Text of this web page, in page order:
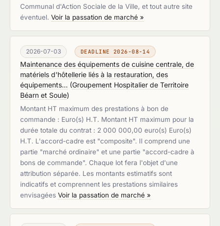
Communal d'Action Sociale de la Ville, et tout autre site
éventuel. Voir la passation de marché »
2026-07-03 DEADLINE 2026-08-14
Maintenance des équipements de cuisine centrale, de
matériels d'hôtellerie liés à la restauration, des
équipements... (Groupement Hospitalier de Territoire
Béarn et Soule)
Montant HT maximum des prestations à bon de
commande : Euro(s) H.T. Montant HT maximum pour la
durée totale du contrat : 2 000 000,00 euro(s) Euro(s)
H.T. L'accord-cadre est "composite". Il comprend une
partie "marché ordinaire" et une partie "accord-cadre à
bons de commande". Chaque lot fera l'objet d'une
attribution séparée. Les montants estimatifs sont
indicatifs et comprennent les prestations similaires
envisagées Voir la passation de marché »